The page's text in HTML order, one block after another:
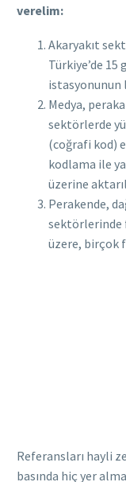
verelim:
Akaryakıt
Türkiye’de 15
istasyonunun
Medya,
sektörlerde
(coğrafi kod)
kodlama ile
üzerine
Perakende,
sektörlerinde
üzere, birçok
Referansları hayli
basında hiç yer